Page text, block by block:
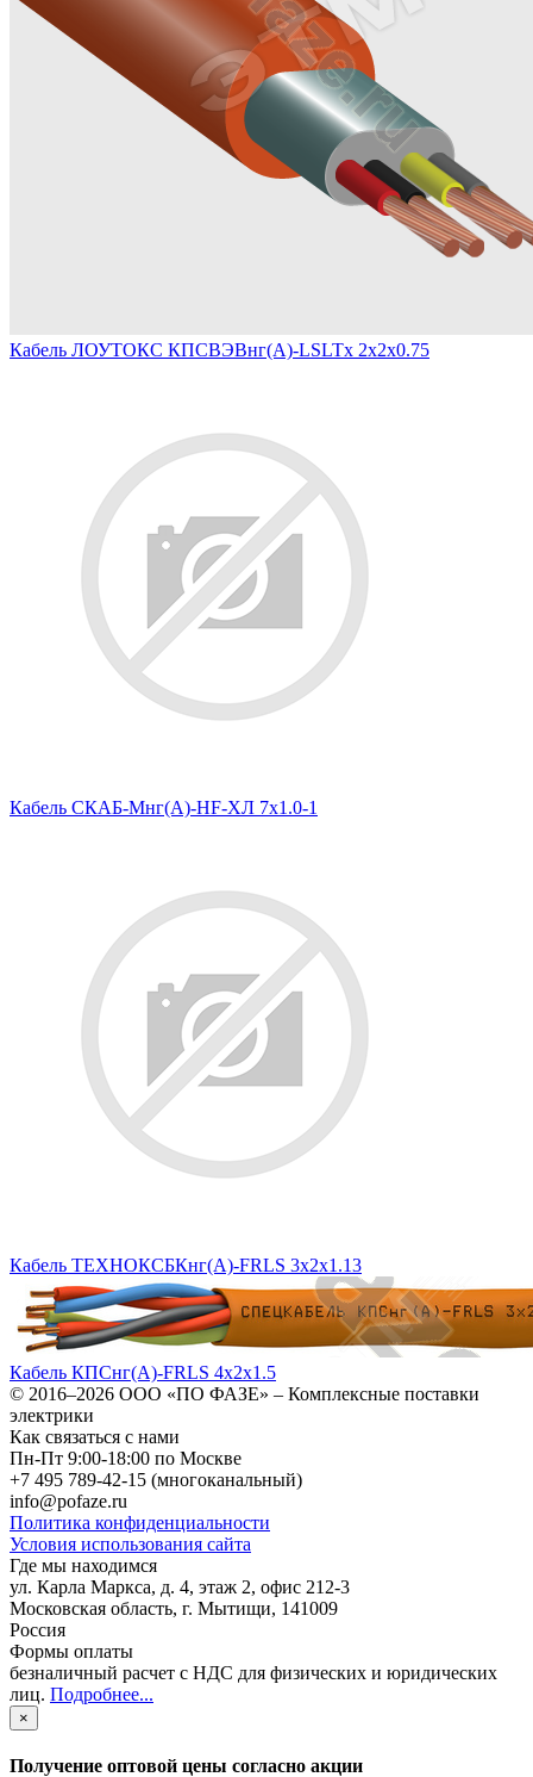
Кабель ЛОУТОКС КПСВЭВнг(А)-LSLTx 2х2х0.75
Кабель СКАБ-Мнг(А)-HF-ХЛ 7х1.0-1
Кабель ТЕХНОКСБКнг(A)-FRLS 3x2x1.13
Кабель КПСнг(А)-FRLS 4х2х1.5
© 2016–2026 ООО «ПО ФАЗЕ» – Комплексные поставки
электрики
Как связаться с нами
Пн-Пт 9:00-18:00 по Москве
+7 495 789-42-15 (многоканальный)
info@pofaze.ru
Политика конфиденциальности
Условия использования сайта
Где мы находимся
ул. Карла Маркса, д. 4, этаж 2, офис 212-3
Московская область, г. Мытищи, 141009
Россия
Формы оплаты
безналичный расчет с НДС для физических и юридических
лиц. Подробнее...
×
Получение оптовой цены согласно акции